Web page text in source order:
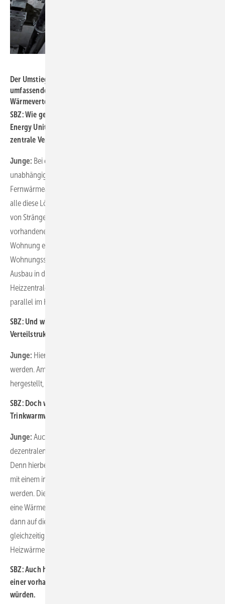
Der Umstieg auf erneuerbare Energien erfordert meist einen
umfassenden Umbau der Heizungs- und
Wärmeverteilinfrastruktur.
SBZ: Wie gestaltet sich denn der Wechsel auf eine derartige
Energy Unit, wenn im Gebäude eine dezentrale oder eine
zentrale Versorgungsstruktur für Wärme vorhanden ist?
Junge: Bei einer vorhandenen dezentralen Wärmeversorgung ist es
unabhängig, ob eine Unit oder eine Großwärmepumpe oder ein
Fernwärmeanschluss eingesetzt wird. Denn letzten Endes bedeuten
alle diese Lösungen, dass eine Zentralisierung und damit ein Ziehen
von Strängen erforderlich ist. Dafür können dann in der Regel
vorhandene Züge der Schornsteine genutzt werden. In der
Wohnung erfolgt die Anbindung platzsparend über beispielsweise
Wohnungsstationen. Der große Vorteil einer Unit ist dann, dass der
Ausbau in den Wohnungen unabhängig von der Erstellung der
Heizzentrale erfolgen kann und nicht die Herausforderung besteht,
parallel im Keller und in den Wohnungen zu arbeiten.
SBZ: Und wie sieht es bei einer vorhandenen zentralen
Verteilstruktur aus?
Junge: Hier kann mit einer Unit die gesamte Struktur genutzt
werden. Am Tag X wird der Anschluss an die Unit einfach
hergestellt, und die Mieter werden davon kaum etwas merken.
SBZ: Doch wie lässt sich die Aufgabe der hygienischen
Trinkwarmwasser-Bereitstellung jeweils umsetzen?
Junge:Auch diese Frage lässt sich bei einer vorhandenen
dezentralen Struktur unabhängig von der Wärmezentrale lösen.
Denn hierbei könnte die jeweilige Wohnungsstation hybrid, sprich
mit einem integrierten kleinen Durchlauferhitzer, ausgeführt
werden. Dieser Durchlauferhitzer nimmt die Temperatur auf, bei der
eine Wärmepumpe optimal arbeitet, und erhöht diese Temperatur
dann auf die gewünschte Warmwassertemperatur. So erzielt man
gleichzeitig sehr hohe Effizienzen sowohl in der Versorgung mit
Heizwärme als auch der Bereitung von Trinkwarmwasser.
SBZ: Auch hier schließt sich natürlich die Frage an, was Sie bei
einer vorhandenen zentralen Versorgungsstruktur empfehlen
würden.